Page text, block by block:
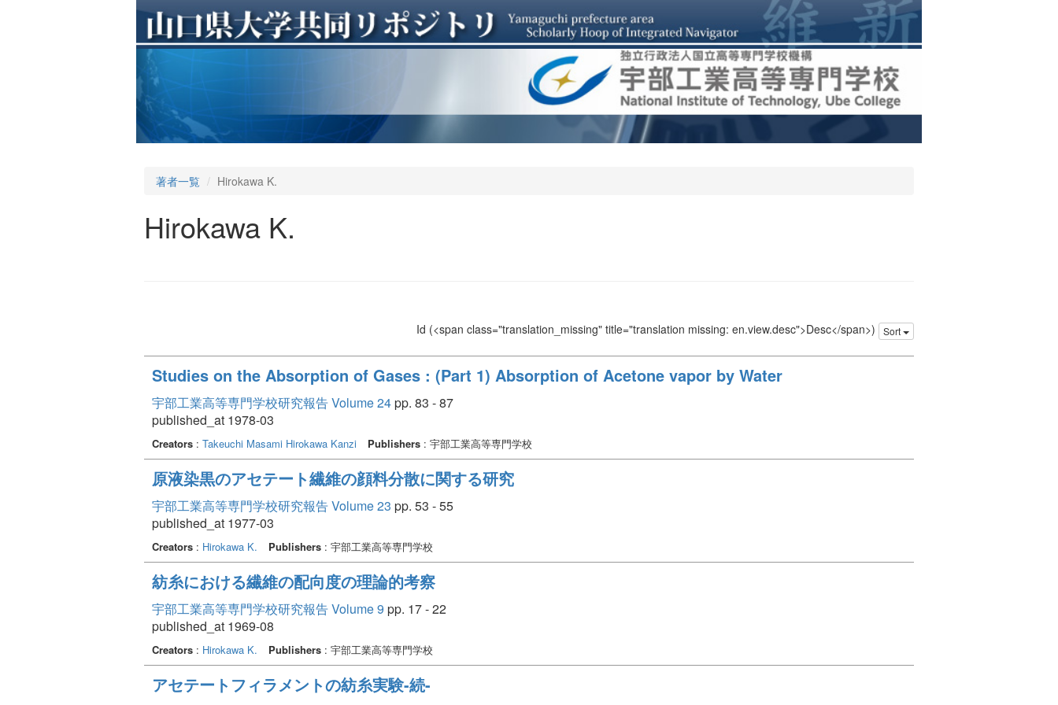
著者一覧 Hirokawa K.
Hirokawa K.
Id (<span class="translation_missing" title="translation missing: en.view.desc">Desc</span>) Sort
Studies on the Absorption of Gases : (Part 1) Absorption of Acetone vapor by Water
宇部工業高等専門学校研究報告 Volume 24pp. 83 - 87
published_at 1978-03
Creators : Takeuchi Masami Hirokawa Kanzi Publishers : 宇部工業高等専門学校
原液染黒のアセテート繊維の顔料分散に関する研究
宇部工業高等専門学校研究報告 Volume 23 pp. 53 - 55
published_at 1977-03
Creators : Hirokawa K. Publishers : 宇部工業高等専門学校
紡糸における繊維の配向度の理論的考察
宇部工業高等専門学校研究報告 Volume 9 pp. 17 - 22
published_at 1969-08
Creators : Hirokawa K. Publishers : 宇部工業高等専門学校
アセテートフィラメントの紡糸実験-続-